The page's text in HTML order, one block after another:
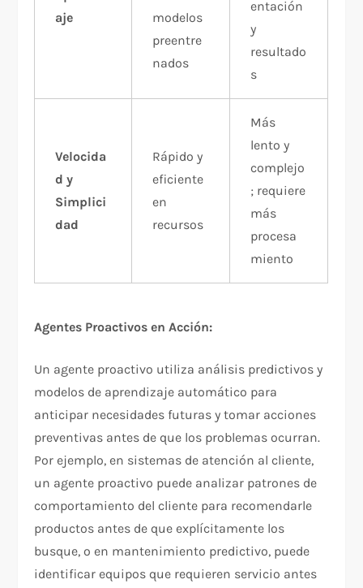
aje
modelos
preentre
nados​
entación
y
resultado
s​
Velocida
d y
Simplici
dad
Rápido y
eficiente
en
recursos​
Más
lento y
complejo
; requiere
más
procesa
miento​
Agentes Proactivos en Acción:
Un agente proactivo utiliza análisis predictivos y
modelos de aprendizaje automático para
anticipar necesidades futuras y tomar acciones
preventivas antes de que los problemas ocurran.
Por ejemplo, en sistemas de atención al cliente,
un agente proactivo puede analizar patrones de
comportamiento del cliente para recomendarle
productos antes de que explícitamente los
busque, o en mantenimiento predictivo, puede
identificar equipos que requieren servicio antes